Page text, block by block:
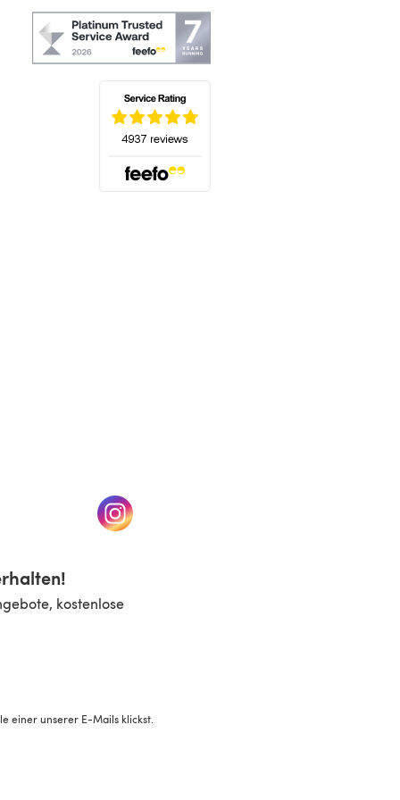
neuen Tab)(öffnet sich in einem neuen Tab)
kostenlose
einer unserer E-Mails klickst.